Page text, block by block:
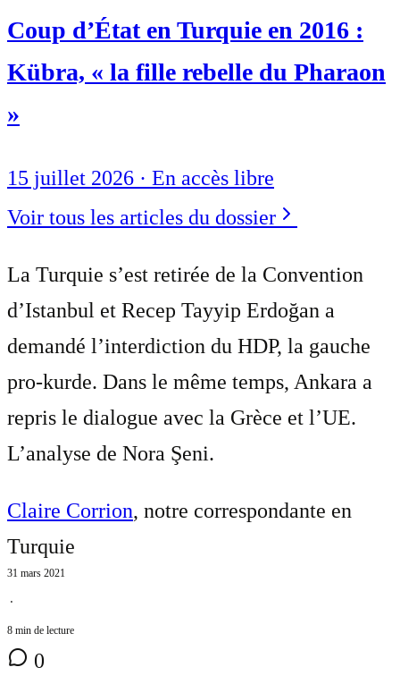
Coup d’État en Turquie en 2016 :
Kübra, « la fille rebelle du Pharaon
»
15 juillet 2026 · En accès libre
Voir tous les articles du dossier
La Turquie s’est retirée de la Convention
d’Istanbul et Recep Tayyip Erdoğan a
demandé l’interdiction du HDP, la gauche
pro-kurde. Dans le même temps, Ankara a
repris le dialogue avec la Grèce et l’UE.
L’analyse de Nora Şeni.
Claire Corrion, notre correspondante en
Turquie
31 mars 2021
⋅
8 min de lecture
0